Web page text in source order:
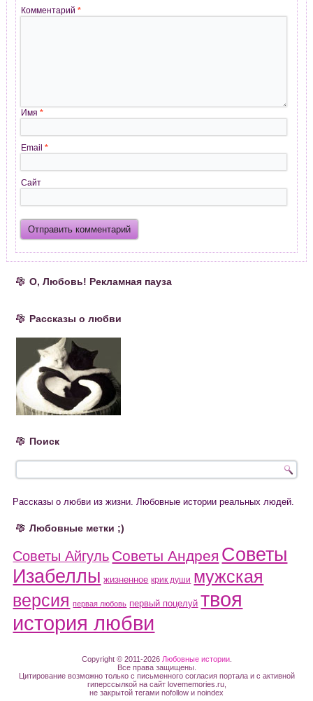
Комментарий*
Имя*
Email*
Сайт
О, Любовь! Рекламная пауза
Рассказы о любви
Поиск
Рассказы о любви из жизни. Любовные истории реальных людей.
Любовные метки ;)
Советы Айгуль Советы Андрея Советы
Изабеллы жизненное крик души мужская
версия первая любовь первый поцелуй твоя
история любви
Copyright © 2011-2026 Любовные истории.
Все права защищены.
Цитирование возможно только с письменного согласия портала и с активной
гиперссылкой на сайт lovememories.ru,
не закрытой тегами nofollow и noindex